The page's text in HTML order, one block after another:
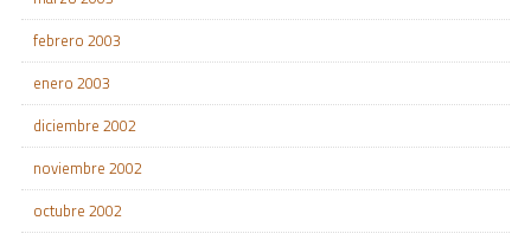
febrero 2003
enero 2003
diciembre 2002
noviembre 2002
octubre 2002